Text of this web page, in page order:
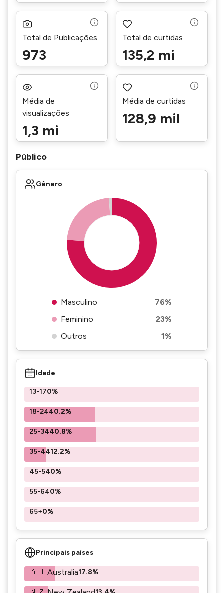
Total de Publicações
973
Total de curtidas
135,2 mi
Média de
visualizações
1,3 mi
Média de curtidas
128,9 mil
Público
Gênero
Masculino
76%
Feminino
23%
Outros
1%
Idade
13-170%
18-2440.2%
25-3440.8%
35-4412.2%
45-540%
55-640%
65+0%
Principais países
🇦🇺 Australia17.8%